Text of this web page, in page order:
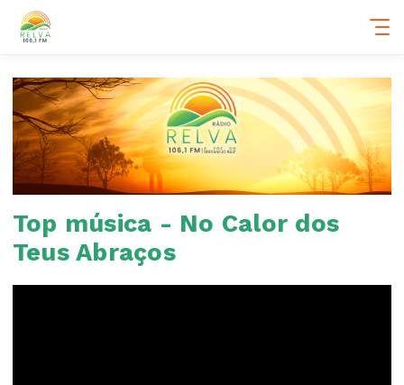
Top música - No Calor dos
Teus Abraços